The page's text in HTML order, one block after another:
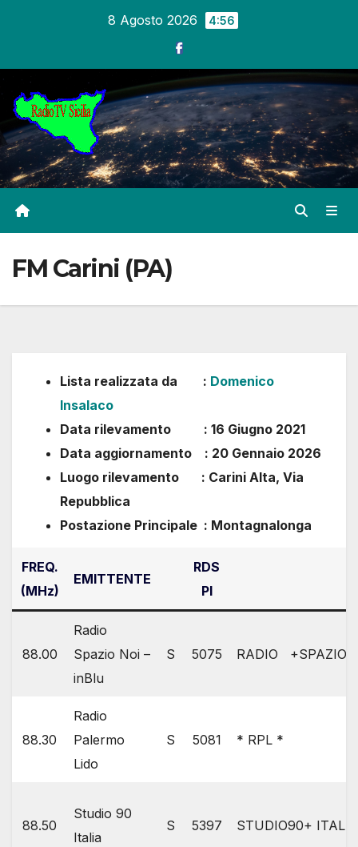
8 Agosto 2026 4:56
FM Carini (PA)
Lista realizzata da : Domenico
Insalaco
Data rilevamento
: 16 Giugno 2021
Data aggiornamento : 20 Gennaio 2026
Luogo rilevamento : Carini Alta, Via
Repubblica
Postazione Principale : Montagnalonga
FREQ.
(MHz)
EMITTENTE
RDS
PI
88.00
Radio
Spazio Noi –
inBlu
S 5075 RADIO
88.30
Radio
Palermo
Lido
S 5081 * RPL *
88.50
Studio 90
Italia
S 5397 STUDIO90+